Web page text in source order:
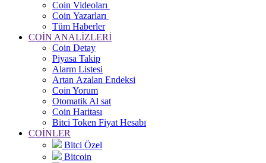
Coin Videoları
Coin Yazarları
Tüm Haberler
COİN ANALİZLERİ
Coin Detay
Piyasa Takip
Alarm Listesi
Artan Azalan Endeksi
Coin Yorum
Otomatik Al sat
Coin Haritası
Bitci Token Fiyat Hesabı
COİNLER
Bitci Özel
Bitcoin